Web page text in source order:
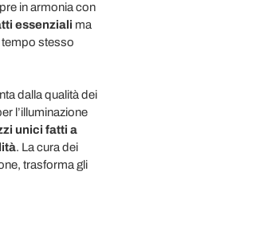
in armonia con
essenziali ma
stesso
dalla qualità dei
l’illuminazione
unici fatti a
. La cura dei
trasforma gli